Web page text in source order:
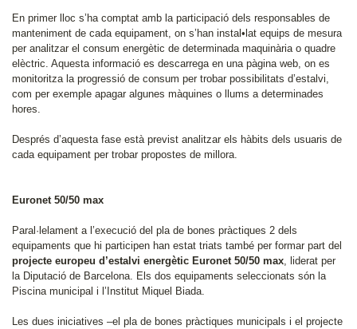
En primer lloc s’ha comptat amb la participació dels responsables de
manteniment de cada equipament, on s’han instal•lat equips de mesura
per analitzar el consum energètic de determinada maquinària o quadre
elèctric. Aquesta informació es descarrega en una pàgina web, on es
monitoritza la progressió de consum per trobar possibilitats d’estalvi,
com per exemple apagar algunes màquines o llums a determinades
hores.
Després d’aquesta fase està previst analitzar els hàbits dels usuaris de
cada equipament per trobar propostes de millora.
Euronet 50/50 max
Paral·lelament a l’execució del pla de bones pràctiques 2 dels
equipaments que hi participen han estat triats també per formar part del
projecte europeu d’estalvi energètic Euronet 50/50 max, liderat per
la Diputació de Barcelona. Els dos equipaments seleccionats són la
Piscina municipal i l’Institut Miquel Biada.
Les dues iniciatives –el pla de bones pràctiques municipals i el projecte